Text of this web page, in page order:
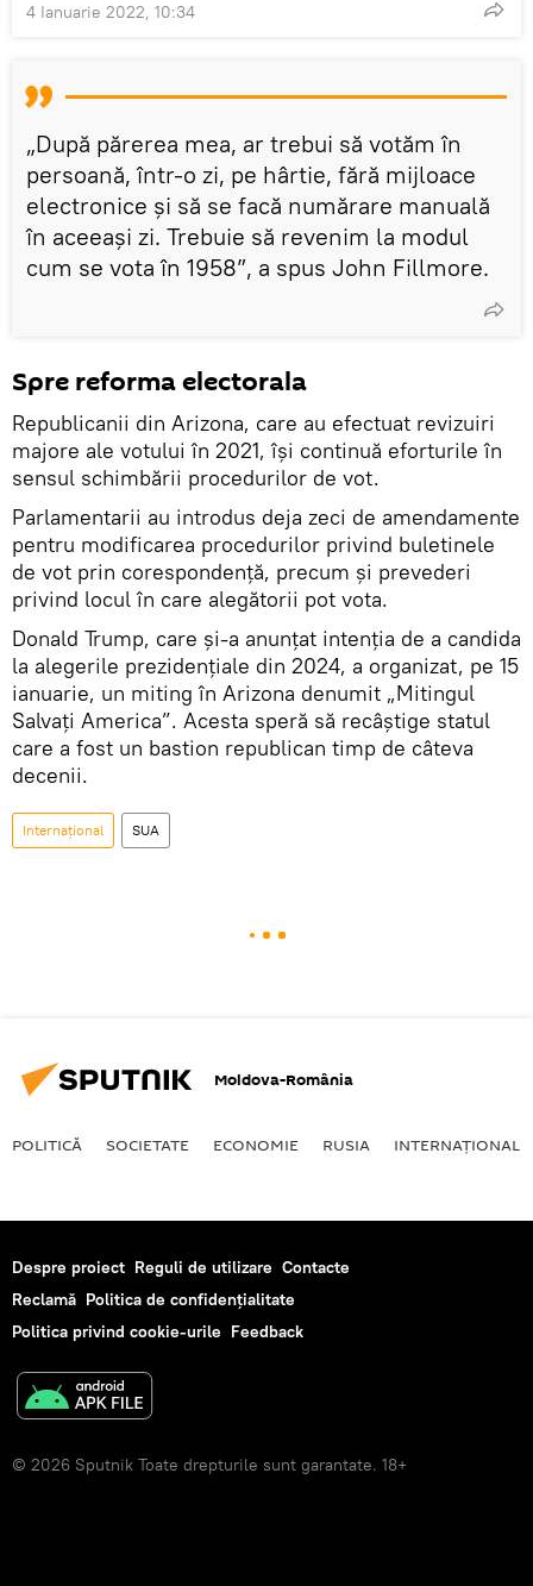
4 Ianuarie 2022, 10:34
„După părerea mea, ar trebui să votăm în
persoană, într-o zi, pe hârtie, fără mijloace
electronice și să se facă numărare manuală
în aceeași zi. Trebuie să revenim la modul
cum se vota în 1958”, a spus John Fillmore.
Spre reforma electorala
Republicanii din Arizona, care au efectuat revizuiri
majore ale votului în 2021, își continuă eforturile în
sensul schimbării procedurilor de vot.
Parlamentarii au introdus deja zeci de amendamente
pentru modificarea procedurilor privind buletinele
de vot prin corespondență, precum și prevederi
privind locul în care alegătorii pot vota.
Donald Trump, care și-a anunțat intenția de a candida
la alegerile prezidențiale din 2024, a organizat, pe 15
ianuarie, un miting în Arizona denumit „Mitingul
Salvați America”. Acesta speră să recâștige statul
care a fost un bastion republican timp de câteva
decenii.
Internaţional SUA
Moldova-România
POLITICĂ SOCIETATE ECONOMIE RUSIA INTERNAŢIONAL
Despre proiect Reguli de utilizare Contacte
Reclamă Politica de confidențialitate
Politica privind cookie-urile Feedback
© 2026 Sputnik Toate drepturile sunt garantate. 18+